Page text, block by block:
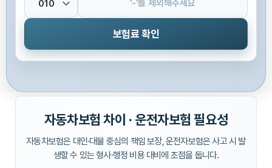
보험료 확인
자동차보험 차이 · 운전자보험 필요성
자동차보험은 대인·대물 중심의 책임 보장, 운전자보험은 사고 시 발
생할 수 있는 형사·행정 비용 대비에 초점을 둡니다.